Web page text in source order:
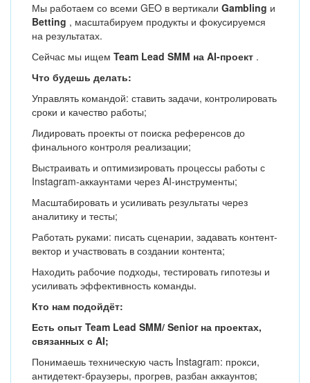
Мы работаем со всеми GEO в вертикали Gambling и
Betting , масштабируем продукты и фокусируемся
на результатах.
Сейчас мы ищем Team Lead SMM на AI-проект .
Что будешь делать:
Управлять командой: ставить задачи, контролировать
сроки и качество работы;
Лидировать проекты от поиска референсов до
финального контроля реализации;
Выстраивать и оптимизировать процессы работы с
Instagram-аккаунтами через AI-инструменты;
Масштабировать и усиливать результаты через
аналитику и тесты;
Работать руками: писать сценарии, задавать контент-
вектор и участвовать в создании контента;
Находить рабочие подходы, тестировать гипотезы и
усиливать эффективность команды.
Кто нам подойдёт:
Есть опыт Team Lead SMM/ Senior на проектах,
связанных с AI;
Понимаешь техническую часть Instagram: прокси,
антидетект-браузеры, прогрев, разбан аккаунтов;